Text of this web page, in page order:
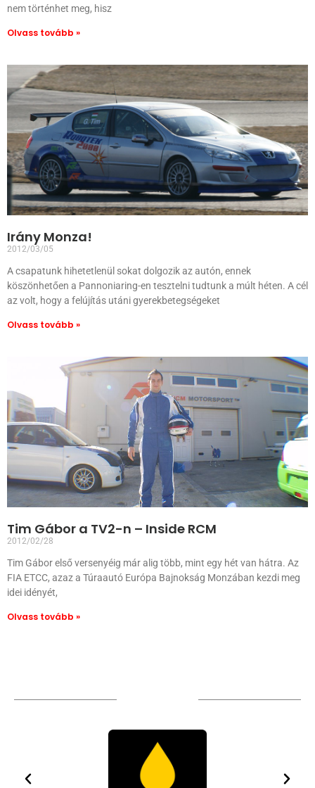
nem történhet meg, hisz
Olvass tovább »
Irány Monza!
2012/03/05
A csapatunk hihetetlenül sokat dolgozik az autón, ennek
köszönhetően a Pannoniaring-en tesztelni tudtunk a múlt héten. A cél
az volt, hogy a felújítás utáni gyerekbetegségeket
Olvass tovább »
Tim Gábor a TV2-n – Inside RCM
2012/02/28
Tim Gábor első versenyéig már alig több, mint egy hét van hátra. Az
FIA ETCC, azaz a Túraautó Európa Bajnokság Monzában kezdi meg
idei idényét,
Olvass tovább »